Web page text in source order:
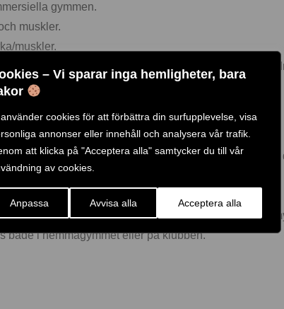
– Vi sparar inga hemligheter, bara
cookies för att förbättra din surfupplevelse, visa
annonser eller innehåll och analysera vår trafik.
att klicka på "Acceptera alla" samtycker du till vår
av cookies.
Anpassa Avvisa alla Acceptera alla
gymmen.
muskler.
muskler.
fördel ett träningsbälte användas för att skona
på krav och modeller. Fasta runda gymhantlar
bland annat på Crossfit gymmen.
för hemmagymmet.
EZ hantlar 5-32,5 kg är en smidig modell som sparar
både i hemmagymmet eller på klubben.